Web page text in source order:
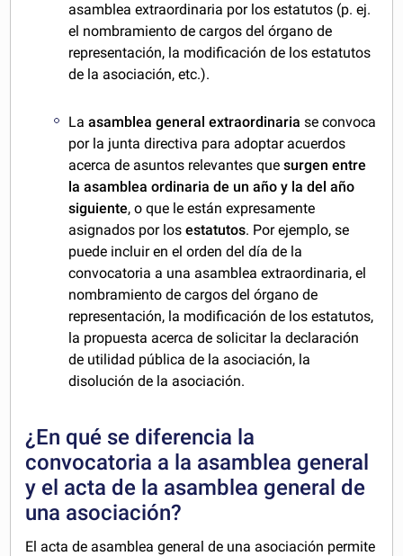
asamblea extraordinaria por los estatutos (p. ej.
el nombramiento de cargos del órgano de
representación, la modificación de los estatutos
de la asociación, etc.).
Laasamblea general extraordinaria se convoca
por la junta directiva para adoptar acuerdos
acerca de asuntos relevantes quesurgen entre
la asamblea ordinaria de un año y la del año
siguiente, o que le están expresamente
asignados por losestatutos. Por ejemplo, se
puede incluir en el orden del día de la
convocatoria a una asamblea extraordinaria, el
nombramiento de cargos del órgano de
representación, la modificación de los estatutos,
la propuesta acerca de solicitar la declaración
de utilidad pública de la asociación, la
disolución de la asociación.
¿En qué se diferencia la
convocatoria a la asamblea general
y el acta de la asamblea general de
una asociación?
El acta de asamblea general de una asociación permite